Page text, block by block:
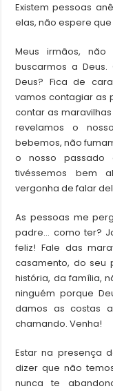
Existem pessoas
elas, não espere
Meus irmãos,
buscarmos a
Deus? Fica de
vamos contagiar as
contar as
revelamos o
bebemos, não
o nosso passado
tivéssemos bem
vergonha de falar
As pessoas me
padre… como ter?
feliz! Fale das
casamento, do seu
história, da família,
ninguém porque
damos as costas
chamando. Venha!
Estar na presença
dizer que não
nunca te